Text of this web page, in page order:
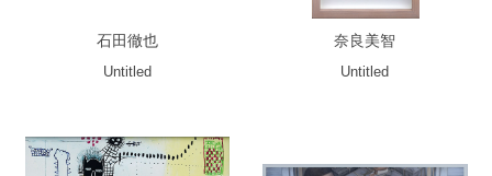
石田徹也
Untitled
奈良美智
Untitled